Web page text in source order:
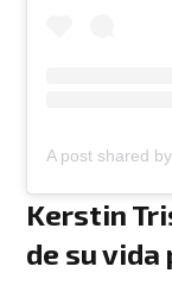
Kerstin
de su